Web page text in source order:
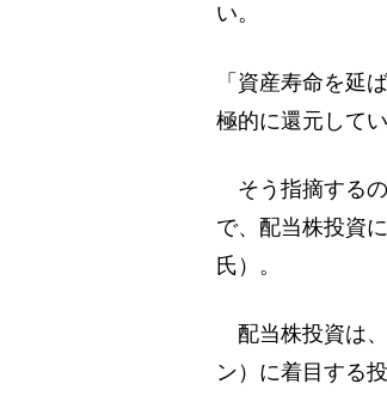
い。
「資産寿命を延
極的に還元して
そう指摘する
で、配当株投資
氏）。
配当株投資は
ン）に着目する